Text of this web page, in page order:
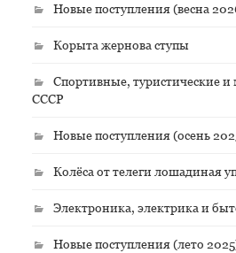
Новые поступления (весна
Корыта жернова ступы
Спортивные, туристические
СССР
Новые поступления (осень
Колёса от телеги лошадиная
Электроника, электрика и
Новые поступления (лето